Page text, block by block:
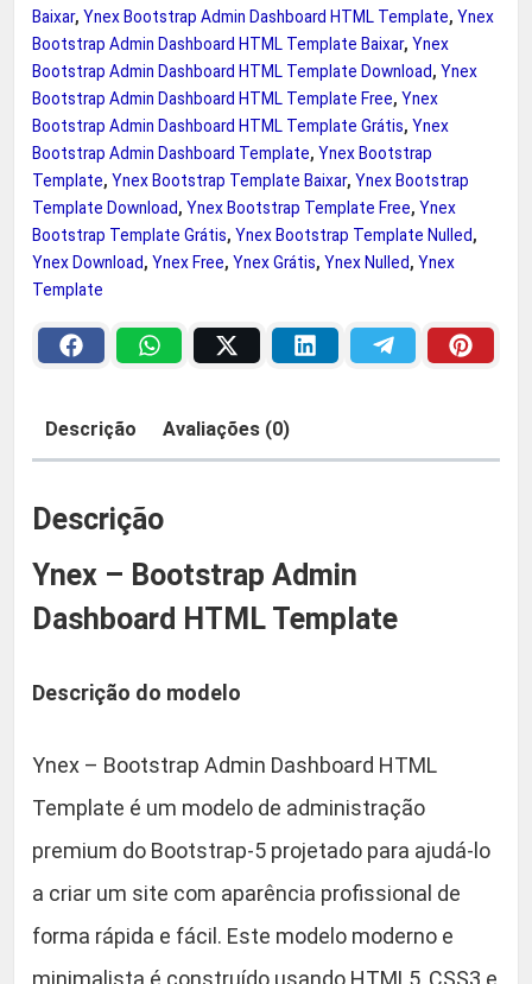
a
:
R
$
8
0
.
3
4
,
9
9
o
o
t
s
t
r
a
p
A
d
m
a
h
b
o
a
d
L
T
p
l
Baixar, Ynex Bootstrap Admin Dashboard HTML Template, Ynex
Bootstrap Admin Dashboard HTML Template Baixar, Ynex
Bootstrap Admin Dashboard HTML Template Download, Ynex
Bootstrap Admin Dashboard HTML Template Free, Ynex
Bootstrap Admin Dashboard HTML Template Grátis, Ynex
Bootstrap Admin Dashboard Template, Ynex Bootstrap
Template, Ynex Bootstrap Template Baixar, Ynex Bootstrap
Template Download, Ynex Bootstrap Template Free, Ynex
Bootstrap Template Grátis, Ynex Bootstrap Template Nulled,
Ynex Download, Ynex Free, Ynex Grátis, Ynex Nulled, Ynex
Template
Descrição Avaliações (0)
Descrição
Ynex – Bootstrap Admin
Dashboard HTML Template
Descrição do modelo
Ynex – Bootstrap Admin Dashboard HTML
Template é um modelo de administração
premium do Bootstrap-5 projetado para ajudá-lo
a criar um site com aparência profissional de
forma rápida e fácil. Este modelo moderno e
minimalista é construído usando HTML5, CSS3 e